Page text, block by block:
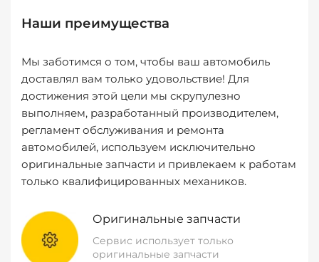
Наши преимущества
Мы заботимся о том, чтобы ваш автомобиль
доставлял вам только удовольствие! Для
достижения этой цели мы скрупулезно
выполняем, разработанный производителем,
регламент обслуживания и ремонта
автомобилей, используем исключительно
оригинальные запчасти и привлекаем к работам
только квалифицированных механиков.
Оригинальные запчасти
Сервис использует только
оригинальные запчасти